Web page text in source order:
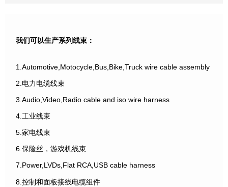
我们可以生产系列线束：
1.Automotive,Motocycle,Bus,Bike,Truck wire cable assembly
2.电力电缆线束
3.Audio,Video,Radio cable and iso wire harness
4.工业线束
5.家电线束
6.保险丝，游戏机线束
7.Power,LVDs,Flat RCA,USB cable harness
8.控制和面板接线电缆组件